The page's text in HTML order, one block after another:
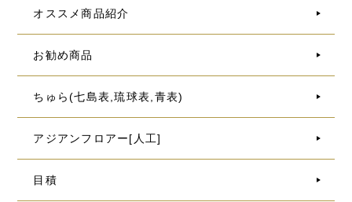
オススメ商品紹介
お勧め商品
ちゅら(七島表,琉球表,青表)
アジアンフロアー[人工]
目積